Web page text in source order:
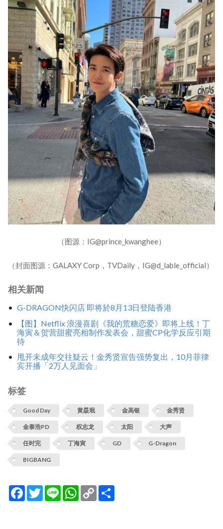
（图源：IG@prince_kwanghee）
（封面图源：GALAXY Corp，TVDaily，IG@d_lable_official）
相关新闻
G-DRAGON快闪店 即将於8月13日登陆香港
【图】Netflix 浪漫喜剧《我的荒糖恋爱》即将上线！丁
海寅＆贺营甜蜜亮相制作发表会，甜蜜CP化学反应引期
待
甩开未成年交往疑云！金秀贤宣告强势复出，10月菲律
宾开播「2万人见面会」
标签
Good Day 黄晸珉 金高银 金秀贤
金泰浩PD 权志龙 太阳 大声
任时完 丁海寅 GD G-Dragon
BIGBANG
Facebook
TwitterLine WhatsApp
Copy
Link